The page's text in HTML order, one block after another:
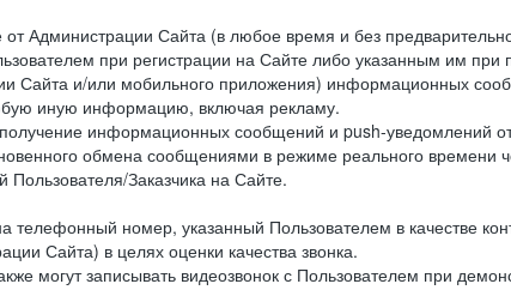
Администрации Сайта (в любое время и без
при регистрации на Сайте либо указанным им
Сайта и/или мобильного приложения) информационных
иную информацию, включая рекламу.
информационных сообщений и push-уведомлений
обмена сообщениями в режиме реального времени
Заказчика на Сайте.
номер, указанный Пользователем в качестве
Сайта) в целях оценки качества звонка.
могут записывать видеозвонок с Пользователем при